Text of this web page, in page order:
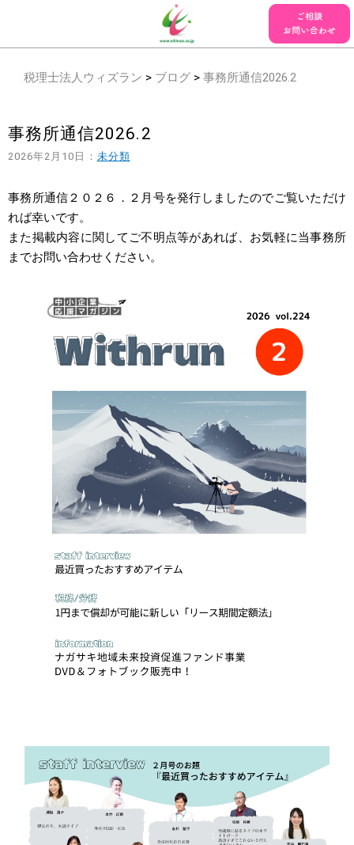
税理士法人ウィズラン > ブログ > 事務所通信2026.2
事務所通信2026.2
2026年2月10日： 未分類
事務所通信２０２６．２月号を発行しましたのでご覧いただけ
れば幸いです。
また掲載内容に関してご不明点等があれば、お気軽に当事務所
までお問い合わせください。